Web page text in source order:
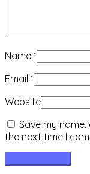
Name *
Email *
Website
Save my
the next time I